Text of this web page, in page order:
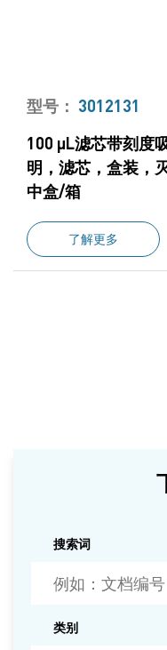
型号： 3012131
100 μL滤芯带刻度
明，滤芯，盒装，
中盒/箱
了解更多
搜索词
类别